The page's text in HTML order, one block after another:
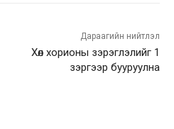
Дараагийн нийтлэл
Хөл хорионы зэрэглэлийг 1
зэргээр бууруулна